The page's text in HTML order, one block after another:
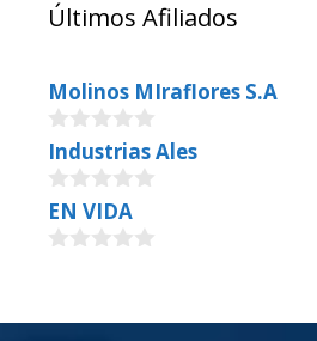
Últimos Afiliados
Molinos MIraflores S.A
0
o
u
t
o
f
Industrias Ales
0
o
u
5
EN VIDA
t